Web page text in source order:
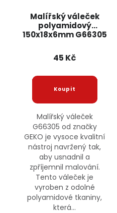
Malířský váleček
polyamidový
150x18x6mm G66305
45 Kč
Malířský váleček
G66305 od značky
GEKO je vysoce kvalitní
nástroj navržený tak,
aby usnadnil a
zpříjemnil malování.
Tento váleček je
vyroben z odolné
polyamidové tkaniny,
která...